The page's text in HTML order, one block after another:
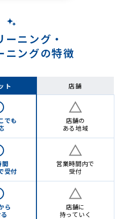
ーニング・
ニングの特徴
ト 店舗
でも
店舗の
ある地域
間
受付
営業時間内で
受付
ら
店舗に
持っていく